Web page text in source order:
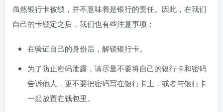
虽然银行卡被锁，并不意味着是银行的责任。因此，在我们
自己的卡锁定之后，我们也有些注意事项：
在验证自己的身份后，解锁银行卡。
为了防止密码泄露，请尽量不要将自己的银行卡和密码
告诉他人，更不要把密码写在银行卡上，或者与银行卡
一起放置在钱包里。